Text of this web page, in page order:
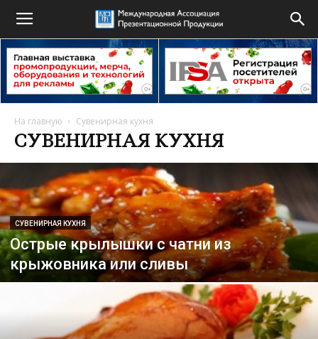
На главную Сувенирная кухня
СУВЕНИРНАЯ КУХНЯ
СУВЕНИРНАЯ КУХНЯ
Острые крылышки с чатни из
крыжовника или сливы